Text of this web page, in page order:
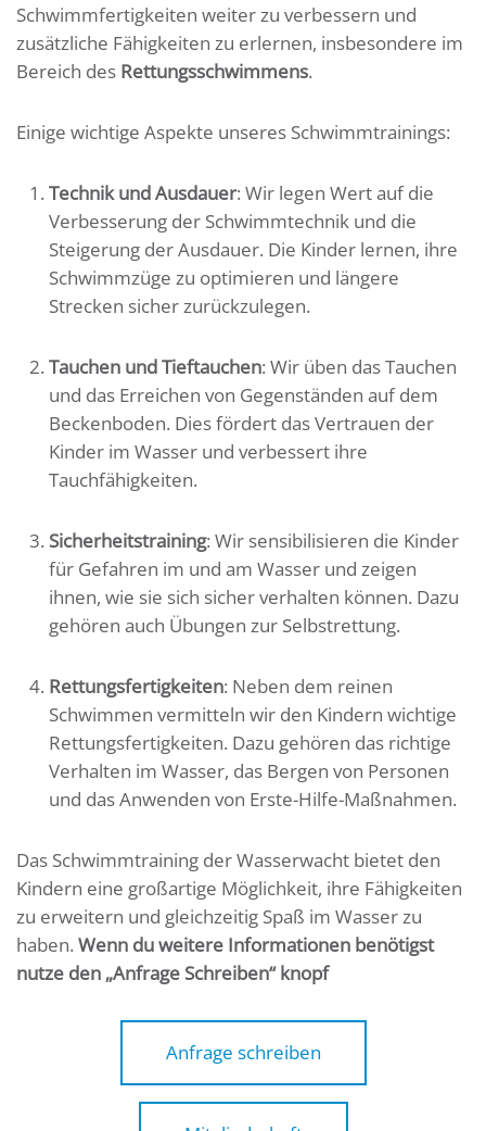
Schwimmfertigkeiten weiter zu verbessern und
zusätzliche Fähigkeiten zu erlernen, insbesondere im
Bereich des Rettungsschwimmens.
Einige wichtige Aspekte unseres Schwimmtrainings:
Technik und Ausdauer: Wir legen Wert auf die
Verbesserung der Schwimmtechnik und die
Steigerung der Ausdauer. Die Kinder lernen, ihre
Schwimmzüge zu optimieren und längere
Strecken sicher zurückzulegen.
Tauchen und Tieftauchen: Wir üben das Tauchen
und das Erreichen von Gegenständen auf dem
Beckenboden. Dies fördert das Vertrauen der
Kinder im Wasser und verbessert ihre
Tauchfähigkeiten.
Sicherheitstraining: Wir sensibilisieren die Kinder
für Gefahren im und am Wasser und zeigen
ihnen, wie sie sich sicher verhalten können. Dazu
gehören auch Übungen zur Selbstrettung.
Rettungsfertigkeiten: Neben dem reinen
Schwimmen vermitteln wir den Kindern wichtige
Rettungsfertigkeiten. Dazu gehören das richtige
Verhalten im Wasser, das Bergen von Personen
und das Anwenden von Erste-Hilfe-Maßnahmen.
Das Schwimmtraining der Wasserwacht bietet den
Kindern eine großartige Möglichkeit, ihre Fähigkeiten
zu erweitern und gleichzeitig Spaß im Wasser zu
haben. Wenn du weitere Informationen benötigst
nutze den „Anfrage Schreiben“ knopf
Anfrage schreiben